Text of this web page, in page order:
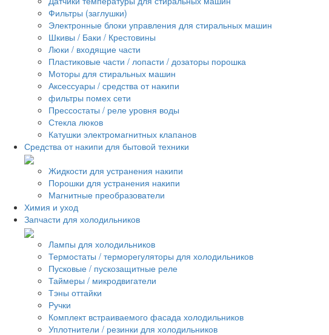
Фильтры (заглушки)
Электронные блоки управления для стиральных машин
Шкивы / Баки / Крестовины
Люки / входящие части
Пластиковые части / лопасти / дозаторы порошка
Моторы для стиральных машин
Аксессуары / средства от накипи
фильтры помех сети
Прессостаты / реле уровня воды
Стекла люков
Катушки электромагнитных клапанов
Средства от накипи для бытовой техники
Жидкости для устранения накипи
Порошки для устранения накипи
Магнитные преобразователи
Химия и уход
Запчасти для холодильников
Лампы для холодильников
Термостаты / терморегуляторы для холодильников
Пусковые / пускозащитные реле
Таймеры / микродвигатели
Тэны оттайки
Ручки
Комплект встраиваемого фасада холодильников
Уплотнители / резинки для холодильников